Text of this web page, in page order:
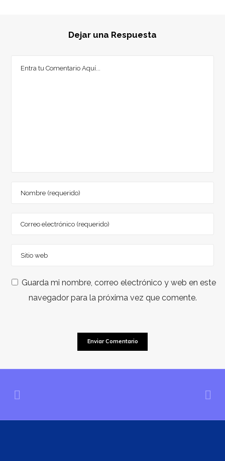
Dejar una Respuesta
Guarda mi nombre, correo electrónico y web en este
navegador para la próxima vez que comente.